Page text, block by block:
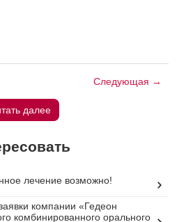
Следующая →
далее
лечение возможно!
компании «Гедеон
комбинированного орального